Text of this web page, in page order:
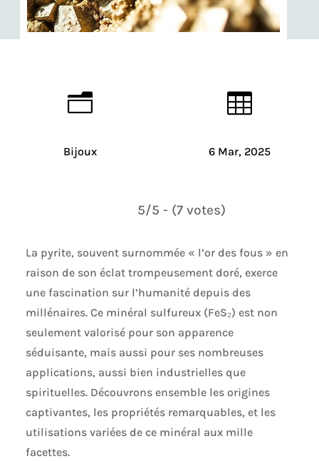
n
Bijoux

6 Mar, 2025
5/5 - (7 votes)
La pyrite, souvent surnommée « l’or des fous » en
raison de son éclat trompeusement doré, exerce
une fascination sur l’humanité depuis des
millénaires. Ce minéral sulfureux (FeS₂) est non
seulement valorisé pour son apparence
séduisante, mais aussi pour ses nombreuses
applications, aussi bien industrielles que
spirituelles. Découvrons ensemble les origines
captivantes, les propriétés remarquables, et les
utilisations variées de ce minéral aux mille
facettes.